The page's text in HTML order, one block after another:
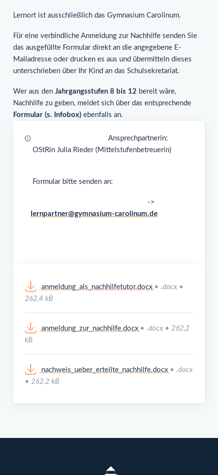
Lernort ist ausschließlich das Gymnasium Carolinum.
Für eine verbindliche Anmeldung zur Nachhilfe senden Sie
das ausgefüllte Formular direkt an die angegebene E-
Mailadresse oder drucken es aus und übermitteln dieses
unterschrieben über Ihr Kind an das Schulsekretariat.
Wer aus den Jahrgangsstufen 8 bis 12 bereit wäre,
Nachhilfe zu geben, meldet sich über das entsprechende
Formular (s. Infobox)ebenfalls an.
Ansprechpartnerin:
OStRin Julia Rieder (Mittelstufenbetreuerin)
Formular bitte senden an:
->
lernpartner@gymnasium-carolinum.de
anmeldung_als_nachhilfetutor.docx • .docx •
262,4 kB
anmeldung_zur_nachhilfe.docx • .docx • 262,2
kB
nachweis_ueber_erteilte_nachhilfe.docx • .docx
• 262,2 kB